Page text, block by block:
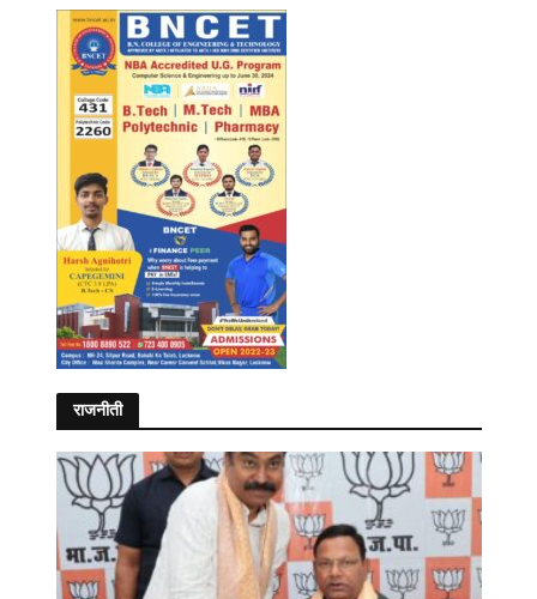
राजनीती